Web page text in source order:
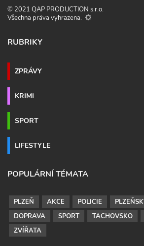
© 2021 QAP PRODUCTION s.r.o.
Všechna práva vyhrazena.
RUBRIKY
ZPRÁVY
KRIMI
SPORT
LIFESTYLE
POPULÁRNÍ TÉMATA
PLZEŇ AKCE POLICIE
DOPRAVA
SPORT TACHOVSKO
ZVÍŘATA